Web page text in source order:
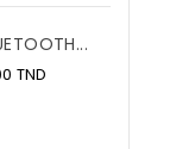
TND